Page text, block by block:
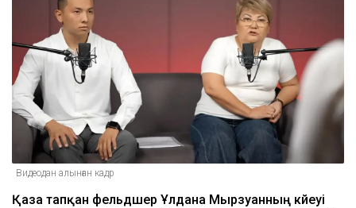
Видеодан алынған кадр
Қаза тапқан фельдшер Ұлдана Мырзуанның күйеуі